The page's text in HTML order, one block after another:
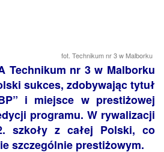
fot. Technikum nr 3 w Malborku
Technikum nr 3 w Malborku
sukces, zdobywając tytuł
i miejsce w prestiżowej
programu. W rywalizacji
szkoły z całej Polski, co
szczególnie prestiżowym.